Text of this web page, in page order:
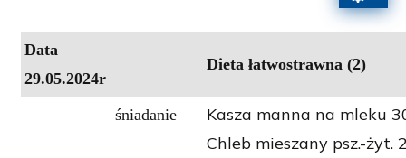
Data
29.05.2024r
Dieta łatwostrawna (2)
śniadanie
Kasza manna na mleku
Chleb mieszany psz.-żyt.